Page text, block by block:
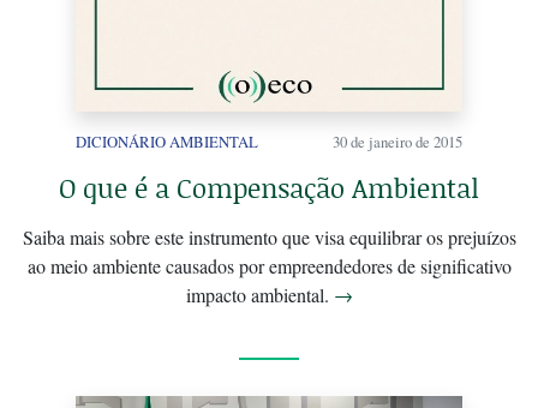
DICIONÁRIO AMBIENTAL 30 de janeiro de 2015
O que é a Compensação Ambiental
Saiba mais sobre este instrumento que visa equilibrar os prejuízos
ao meio ambiente causados por empreendedores de significativo
impacto ambiental. →